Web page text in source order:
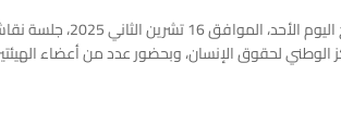
نظمت عمادة شؤون الطلبة في
الوطني لحقوق الإنسان، وبحضور عدد من أعضاء